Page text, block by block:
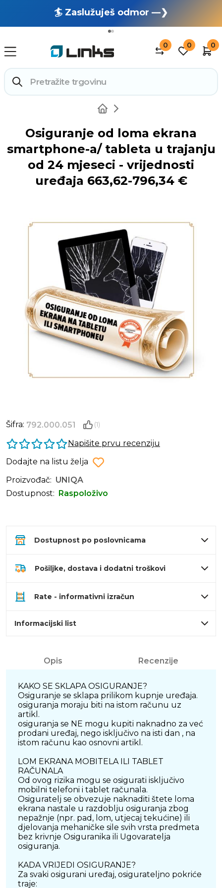
🏄 Zaslužuješ odmor —❯
🔥 OUTLET: TOTALNA RASPRODAJA —❯
0 0 0
Osiguranje od loma ekrana
smartphone-a/ tableta u trajanju
od 24 mjeseci - vrijednosti
uređaja 663,62-796,34 €
Šifra: 792.000.051 (1)
Napišite prvu recenziju
Dodajte na listu želja
Proizvođač: UNIQA
Dostupnost:
Raspoloživo
Dostupnost po poslovnicama
Pošiljke, dostava i dodatni troškovi
Rate - informativni izračun
Informacijski list
Opis Recenzije
KAKO SE SKLAPA OSIGURANJE?
Osiguranje se sklapa prilikom kupnje uređaja.
osiguranja moraju biti na istom računu uz
artikl.
osiguranja se NE mogu kupiti naknadno za već
prodani uređaj, nego isključivo na isti dan , na
istom računu kao osnovni artikl.
LOM EKRANA MOBITELA ILI TABLET
RAČUNALA
Od ovog rizika mogu se osigurati isključivo
mobilni telefoni i tablet računala.
Osiguratelj se obvezuje naknaditi štete loma
ekrana nastale u razdoblju osiguranja zbog
nepažnje (npr. pad, lom, utjecaj tekućine) ili
djelovanja mehaničke sile svih vrsta predmeta
bez krivnje Osiguranika ili Ugovaratelja
osiguranja.
KADA VRIJEDI OSIGURANJE?
Za svaki osigurani uređaj, osigurateljno pokriće
traje: